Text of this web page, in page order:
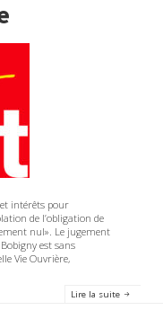
intérêts pour
de l’obligation de
nul». Le jugement
est sans
Vie Ouvrière,
Lire la suite